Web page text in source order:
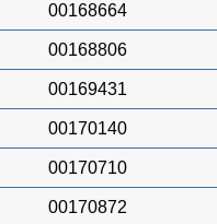
00168664
00168806
00169431
00170140
00170710
00170872